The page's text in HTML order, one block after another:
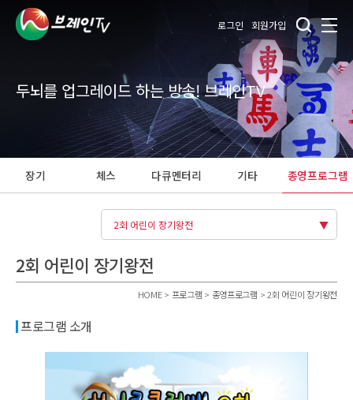
로그인 회원가입
두뇌를 업그레이드 하는 방송! 브레인TV
장기 체스 다큐멘터리 기타 종영프로그램
2회 어린이 장기왕전
2회 어린이 장기왕전
HOME > 프로그램 > 종영프로그램 > 2회 어린이 장기왕전
프로그램 소개